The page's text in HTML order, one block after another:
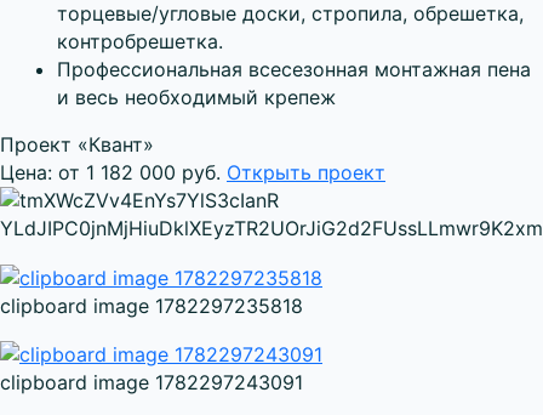
торцевые/угловые доски, стропила, обрешетка,
контробрешетка.
Профессиональная всесезонная монтажная пена
и весь необходимый крепеж
Проект «Квант»
Цена: от 1 182 000 руб. Открыть проект
clipboard image 1782297235818
clipboard image 1782297243091